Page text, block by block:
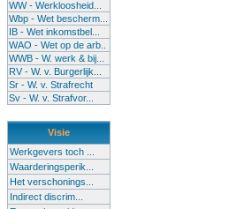
WW - Werkloosheid...
Wbp - Wet bescherm...
IB - Wet inkomstbel...
WAO - Wet op de arb..
WWB - W. werk & bij...
RV - W. v. Burgerlijk...
Sr - W. v. Strafrecht
Sv - W. v. Strafvor...
Visie
Werkgevers toch ...
Waarderingsperik...
Het verschonings...
Indirect discrim...